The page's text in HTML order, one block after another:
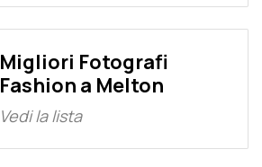
Migliori Fotografi
Fashion a Melton
Vedi la lista